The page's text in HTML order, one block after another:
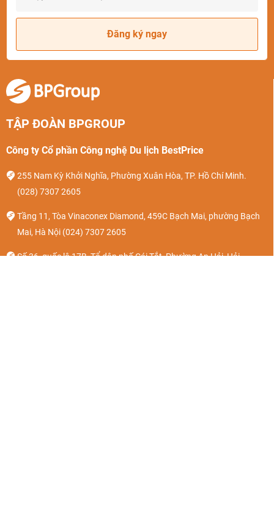
Đăng ký ngay
TẬP ĐOÀN BPGROUP
Công ty Cổ phần Công nghệ Du lịch BestPrice
255 Nam Kỳ Khởi Nghĩa, Phường Xuân Hòa, TP. Hồ Chí Minh.
(028) 7307 2605
Tầng 11, Tòa Vinaconex Diamond, 459C Bạch Mai, phường Bạch
Mai, Hà Nội (024) 7307 2605
Số 36, quốc lộ 17B, Tổ dân phố Cái Tắt, Phường An Hải, Hải